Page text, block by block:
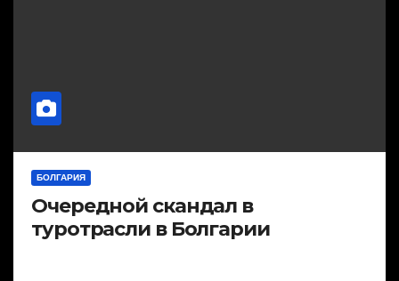
БОЛГАРИЯ
Очередной скандал в
туротрасли в Болгарии